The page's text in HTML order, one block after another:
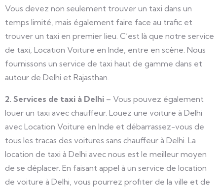
Vous devez non seulement trouver un taxi dans un
temps limité, mais également faire face au trafic et
trouver un taxi en premier lieu. C’est là que notre service
de taxi, Location Voiture en Inde, entre en scène. Nous
fournissons un service de taxi haut de gamme dans et
autour de Delhi et Rajasthan.
2. Services de taxi à Delhi – Vous pouvez également
louer un taxi avec chauffeur. Louez une voiture à Delhi
avec Location Voiture en Inde et débarrassez-vous de
tous les tracas des voitures sans chauffeur à Delhi. La
location de taxi à Delhi avec nous est le meilleur moyen
de se déplacer. En faisant appel à un service de location
de voiture à Delhi, vous pourrez profiter de la ville et de